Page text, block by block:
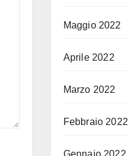
Maggio 2022
Aprile 2022
Marzo 2022
Febbraio 2022
Gennaio 2022